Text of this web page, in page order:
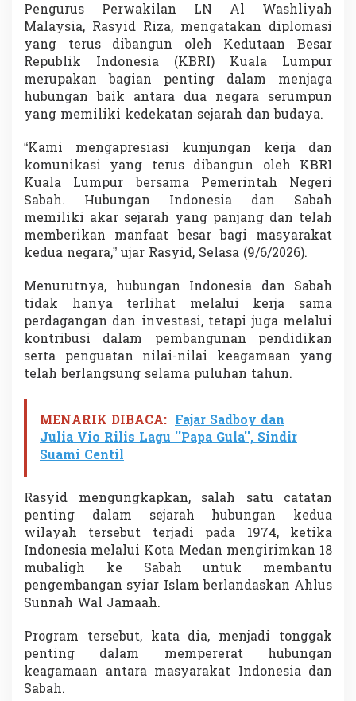
i
s
i
T
i
n
g
i
Pengurus Perwakilan LN Al Washliyah
Malaysia, Rasyid Riza, mengatakan diplomasi
yang terus dibangun oleh Kedutaan Besar
Republik Indonesia (KBRI) Kuala Lumpur
merupakan bagian penting dalam menjaga
hubungan baik antara dua negara serumpun
yang memiliki kedekatan sejarah dan budaya.
“Kami mengapresiasi kunjungan kerja dan
komunikasi yang terus dibangun oleh KBRI
Kuala Lumpur bersama Pemerintah Negeri
Sabah. Hubungan Indonesia dan Sabah
memiliki akar sejarah yang panjang dan telah
memberikan manfaat besar bagi masyarakat
kedua negara,” ujar Rasyid, Selasa (9/6/2026).
Menurutnya, hubungan Indonesia dan Sabah
tidak hanya terlihat melalui kerja sama
perdagangan dan investasi, tetapi juga melalui
kontribusi dalam pembangunan pendidikan
serta penguatan nilai-nilai keagamaan yang
telah berlangsung selama puluhan tahun.
MENARIK DIBACA: Fajar Sadboy dan
Julia Vio Rilis Lagu ''Papa Gula'', Sindir
Suami Centil
Rasyid mengungkapkan, salah satu catatan
penting dalam sejarah hubungan kedua
wilayah tersebut terjadi pada 1974, ketika
Indonesia melalui Kota Medan mengirimkan 18
mubaligh ke Sabah untuk membantu
pengembangan syiar Islam berlandaskan Ahlus
Sunnah Wal Jamaah.
Program tersebut, kata dia, menjadi tonggak
penting dalam mempererat hubungan
keagamaan antara masyarakat Indonesia dan
Sabah.